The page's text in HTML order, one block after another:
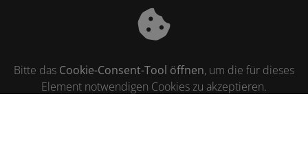
Bitte das Cookie-Consent-Tool öffnen, um die für dieses
Element notwendigen Cookies zu akzeptieren.